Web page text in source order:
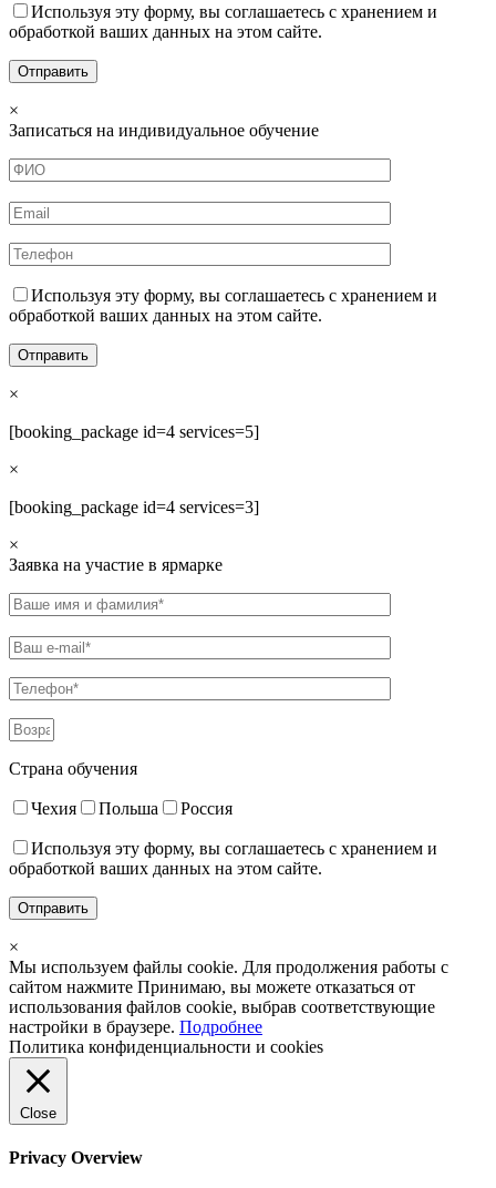
Используя эту форму, вы соглашаетесь с хранением и
обработкой ваших данных на этом сайте.
×
Записаться на индивидуальное обучение
Используя эту форму, вы соглашаетесь с хранением и
обработкой ваших данных на этом сайте.
×
[booking_package id=4 services=5]
×
[booking_package id=4 services=3]
×
Заявка на участие в ярмарке
Страна обучения
Чехия Польша Россия
Используя эту форму, вы соглашаетесь с хранением и
обработкой ваших данных на этом сайте.
×
Мы используем файлы cookie. Для продолжения работы с
сайтом нажмите Принимаю, вы можете отказаться от
использования файлов cookie, выбрав соответствующие
настройки в браузере. Подробнее
Политика конфиденциальности и cookies
Close
Privacy Overview